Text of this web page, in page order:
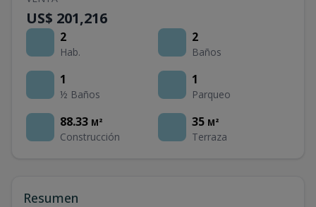
US$ 201,216
2
Hab.
2
Baños
1
½ Baños
1
Parqueo
88.33 M²
Construcción
35 M²
Terraza
Resumen